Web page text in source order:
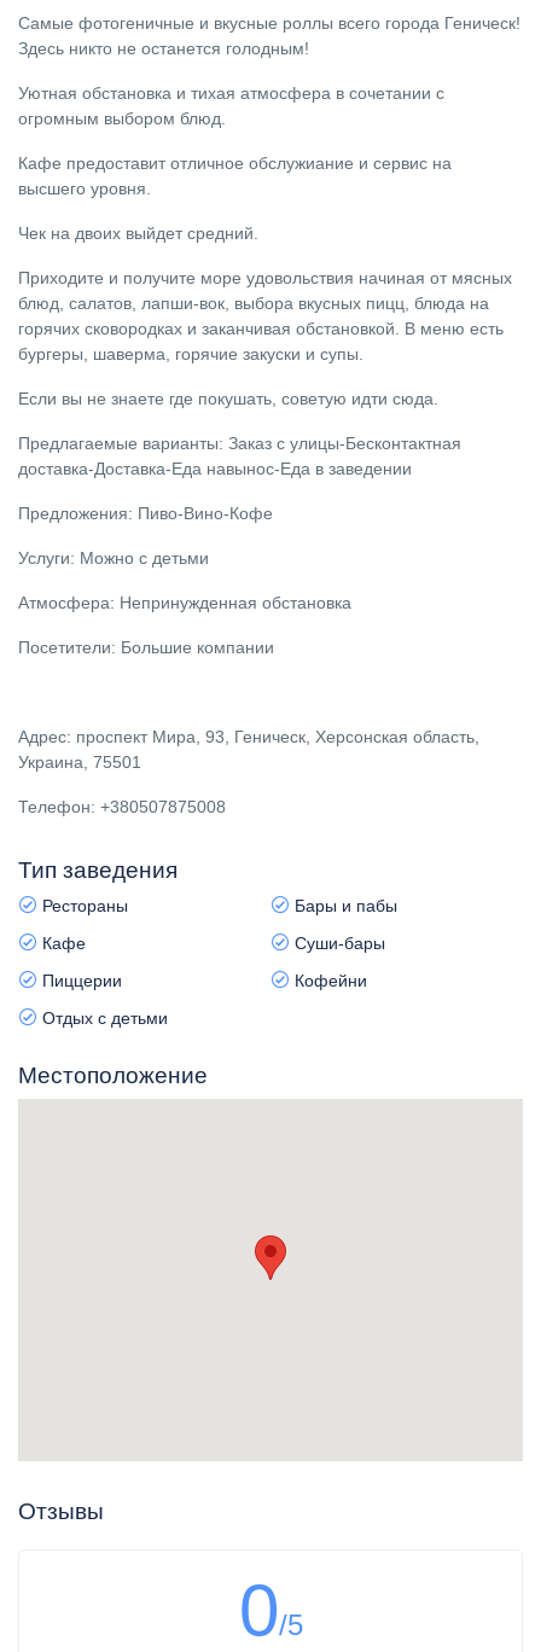
Самые фотогеничные и вкусные роллы всего города Геническ!
Здесь никто не останется голодным!
Уютная обстановка и тихая атмосфера в сочетании с
огромным выбором блюд.
Кафе предоставит отличное обслужиание и сервис на
высшего уровня.
Чек на двоих выйдет средний.
Приходите и получите море удовольствия начиная от мясных
блюд, салатов, лапши-вок, выбора вкусных пицц, блюда на
горячих сковородках и заканчивая обстановкой. В меню есть
бургеры, шаверма, горячие закуски и супы.
Если вы не знаете где покушать, советую идти сюда.
Предлагаемые варианты: Заказ с улицы-Бесконтактная
доставка-Доставка-Еда навынос-Еда в заведении
Предложения: Пиво-Вино-Кофе
Услуги: Можно с детьми
Атмосфера: Непринужденная обстановка
Посетители: Большие компании
Адрес: проспект Мира, 93, Геническ, Херсонская область,
Украина, 75501
Телефон: +380507875008
Тип заведения
Рестораны
Бары и пабы
Кафе
Суши-бары
Пиццерии
Кофейни
Отдых с детьми
Местоположение
Отзывы
0/5